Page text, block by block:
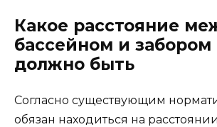
Какое расстояние
бассейном и забором
должно быть
Согласно существующим
обязан находиться на